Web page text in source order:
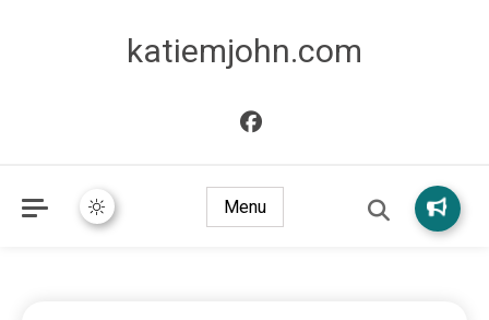
katiemjohn.com
Menu